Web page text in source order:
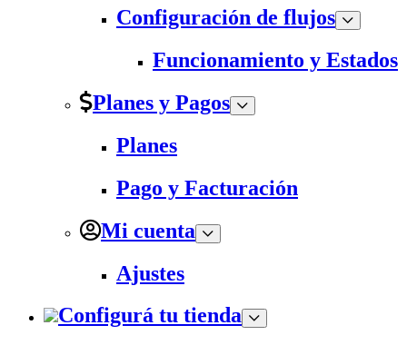
Configuración de flujos
Funcionamiento y Estados
Planes y Pagos
Planes
Pago y Facturación
Mi cuenta
Ajustes
Configurá tu tienda